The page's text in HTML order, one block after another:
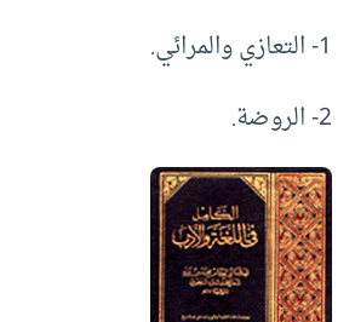
1- التعازي والمرائي.
2- الروضة.